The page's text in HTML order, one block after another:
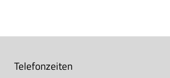
Telefonzeiten